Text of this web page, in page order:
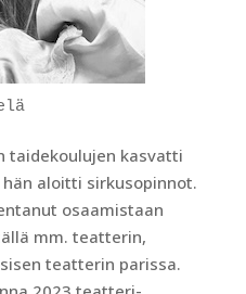
taidekoulujen kasvatti
aloitti sirkusopinnot.
osaamistaan
mm. teatterin,
teatterin parissa.